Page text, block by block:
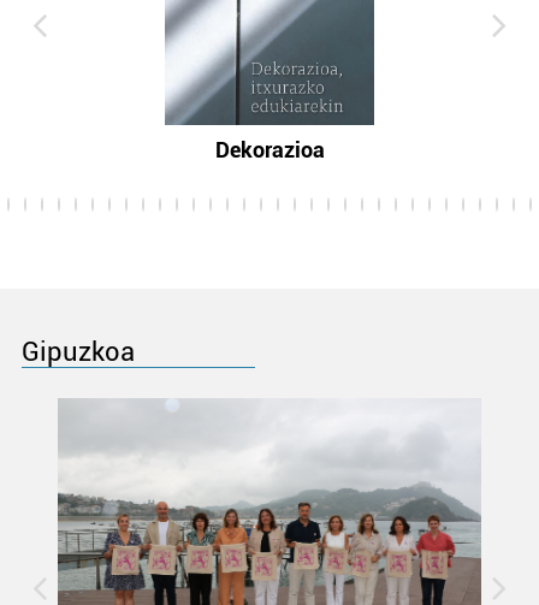
Dekorazioa
Gipuzkoa